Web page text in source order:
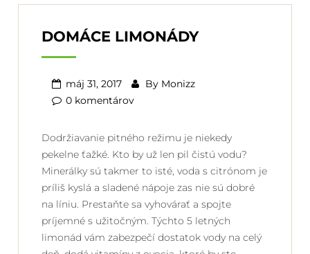
DOMÁCE LIMONÁDY
máj 31, 2017 By Monizz
0 komentárov
Dodržiavanie pitného režimu je niekedy
pekelne ťažké. Kto by už len pil čistú vodu?
Minerálky sú takmer to isté, voda s citrónom je
príliš kyslá a sladené nápoje zas nie sú dobré
na líniu. Prestaňte sa vyhovárať a spojte
príjemné s užitočným. Týchto 5 letných
limonád vám zabezpečí dostatok vody na celý